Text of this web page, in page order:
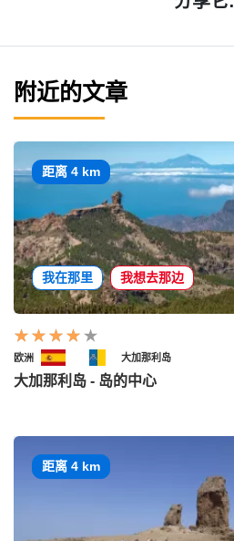
附近的文章
距离 4 km
我在那里 我想去那边
欧洲 大加那利岛
大加那利岛 - 岛的中心
距离 4 km